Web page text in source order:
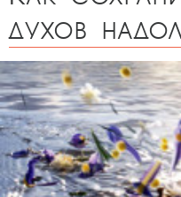
духов